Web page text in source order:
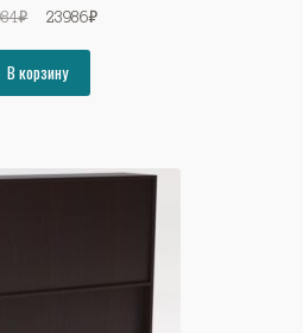
₽
Первоначальная
составляла
25984₽.
23986₽Текущая
В корзину